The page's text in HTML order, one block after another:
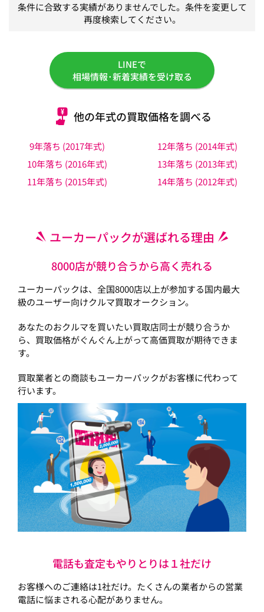
条件に合致する実績がありませんでした。条件を変更して
再度検索してください。
LINEで
相場情報･新着実績を受け取る
他の年式の買取価格を調べる
9年落ち (2017年式)
10年落ち (2016年式)
11年落ち (2015年式)
12年落ち (2014年式)
13年落ち (2013年式)
14年落ち (2012年式)
ユーカーパックが選ばれる理由
8000店が競り合うから高く売れる
ユーカーパックは、全国8000店以上が参加する国内最大
級のユーザー向けクルマ買取オークション。
あなたのおクルマを買いたい買取店同士が競り合うか
ら、買取価格がぐんぐん上がって高価買取が期待できま
す。
買取業者との商談もユーカーパックがお客様に代わって
行います。
電話も査定もやりとりは１社だけ
お客様へのご連絡は1社だけ。たくさんの業者からの営業
電話に悩まされる心配がありません。